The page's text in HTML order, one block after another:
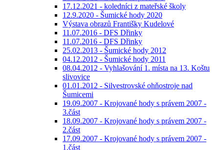
17.12.2021 - koledníci z mateřské školy
12.9.2020 - Šumické hody 2020
Výstava obrazů Františky Kudelové
11.07.2016 - DFS Dřinky
11.07.2016 - DFS Dřinky
25.02.2013 - Šumické hody 2012
04.12.2012 - Šumické hody 2011
08.04.2012 - Vyhlašování 1. místa na 13. Koštu
slivovice
01.01.2012 - Silvestrovské ohňostroje nad
Šumicemi
19.09.2007 - Krojované hody s právem 2007 -
3.část
18.09.2007 - Krojované hody s právem 2007 -
2.část
17.09.2007 - Krojované hody s právem 2007 -
1.část